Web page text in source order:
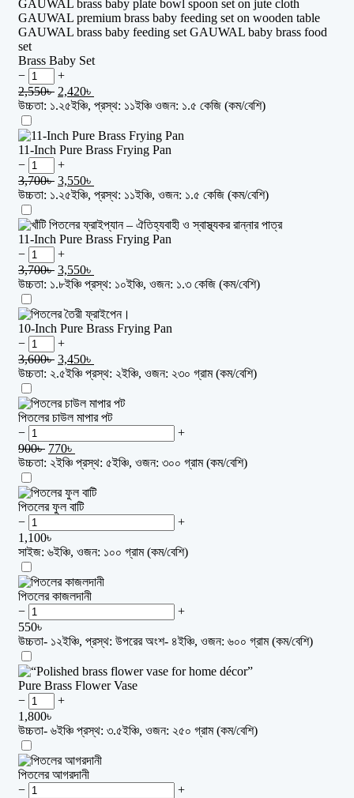
Brass Baby Set
−
+
2,550৳ 2,420৳
উচ্চতা: ১.২৫ইঞ্চি, প্রস্থ: ১১ইঞ্চি ওজন: ১.৫ কেজি (কম/বেশি)
11-Inch Pure Brass Frying Pan
−
+
3,700৳ 3,550৳
উচ্চতা: ১.২৫ইঞ্চি, প্রস্থ: ১১ইঞ্চি, ওজন: ১.৫ কেজি (কম/বেশি)
11-Inch Pure Brass Frying Pan
−
+
3,700৳ 3,550৳
উচ্চতা: ১.৮ইঞ্চি প্রস্থ: ১০ইঞ্চি, ওজন: ১.৩ কেজি (কম/বেশি)
10-Inch Pure Brass Frying Pan
−
+
3,600৳ 3,450৳
উচ্চতা: ২.৫ইঞ্চি প্রস্থ: ২ইঞ্চি, ওজন: ২৩০ গ্রাম (কম/বেশি)
পিতলের চাউল মাপার পট
−
+
900৳ 770৳
উচ্চতা: ২ইঞ্চি প্রস্থ: ৫ইঞ্চি, ওজন: ৩০০ গ্রাম (কম/বেশি)
পিতলের ফুল বাটি
−
+
1,100৳
সাইজ: ৬ইঞ্চি, ওজন: ১০০ গ্রাম (কম/বেশি)
পিতলের কাজলদানী
−
+
550৳
উচ্চতা- ১২ইঞ্চি, প্রস্থ: উপরের অংশ- ৪ইঞ্চি, ওজন: ৬০০ গ্রাম (কম/বেশি)
Pure Brass Flower Vase
−
+
1,800৳
উচ্চতা- ৬ইঞ্চি প্রস্থ: ৩.৫ইঞ্চি, ওজন: ২৫০ গ্রাম (কম/বেশি)
পিতলের আগরদানী
−
+